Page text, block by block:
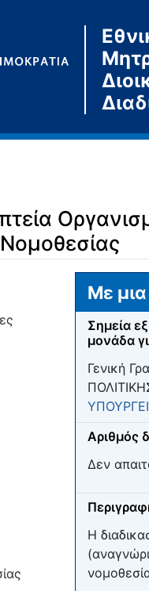
Με
Σημεία
μονάδα
Γενική
Αριθμός
Δεν
Η